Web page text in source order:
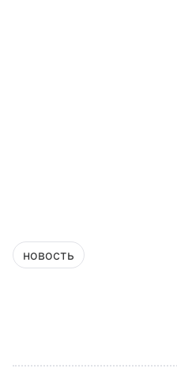
новость